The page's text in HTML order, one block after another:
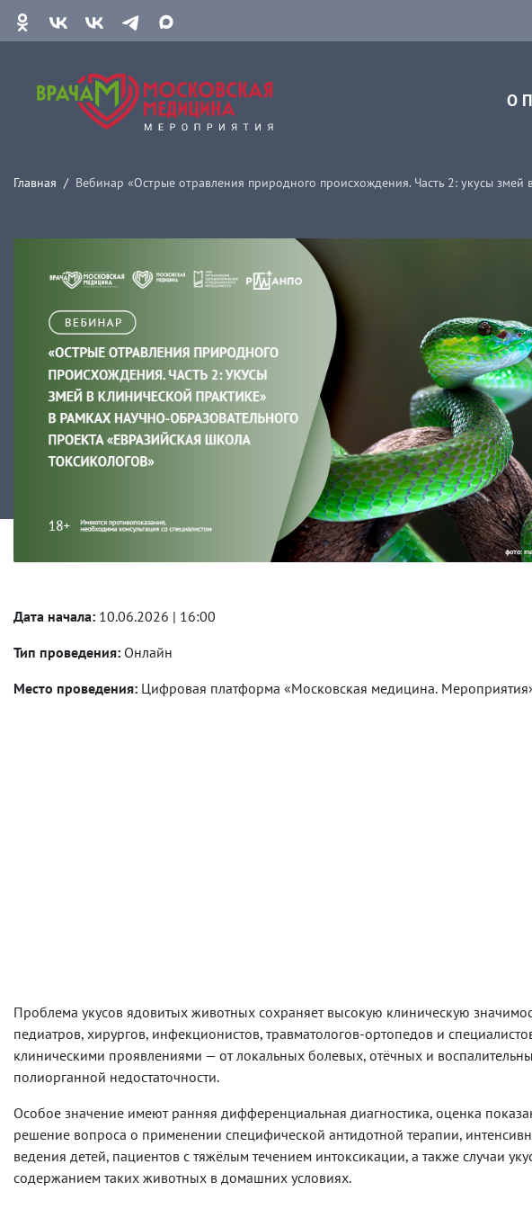
О
Главная Вебинар «Острые отравления природного происхождения. Часть 2: укусы
Дата начала:
10.06.2026 | 16:00
Тип проведения: Онлайн
Место проведения: Цифровая платформа «Московская медицина.
Проблема укусов ядовитых животных сохраняет высокую клиническую
педиатров, хирургов, инфекционистов, травматологов-ортопедов и
клиническими проявлениями — от локальных болевых, отёчных и
полиорганной недостаточности.
Особое значение имеют ранняя дифференциальная диагностика, оценка
решение вопроса о применении специфической антидотной терапии,
ведения детей, пациентов с тяжёлым течением интоксикации, а также случаи
содержанием таких животных в домашних условиях.